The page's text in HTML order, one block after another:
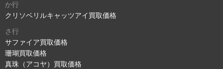
か行
クリソベリルキャッツアイ買取価格
さ行
サファイア買取価格
珊瑚買取価格
真珠（アコヤ）買取価格